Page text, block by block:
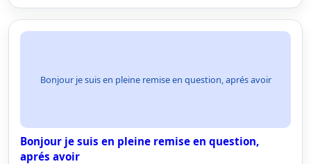
Bonjour je suis en pleine remise en question, aprés avoir
Bonjour je suis en pleine remise en question,
aprés avoir